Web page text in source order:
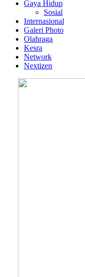
Gaya Hidup
Sosial
Internasional
Galeri Photo
Olahraga
Kesra
Network
Nextizen